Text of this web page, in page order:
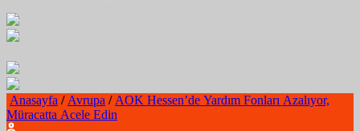
Anasayfa / Avrupa / AOK Hessen’de Yardım Fonları Azalıyor,
Müracatta Acele Edin